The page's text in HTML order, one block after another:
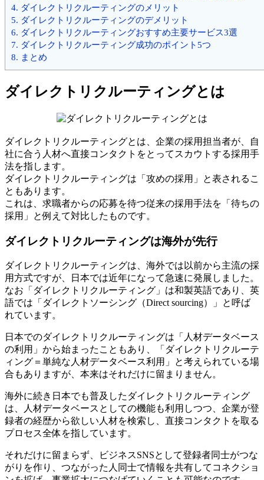
4. ダイレクトリクルーティングのメリット
5. ダイレクトリクルーティングのデメリット
6. ダイレクトリクルーティングおすすめ主要サービス3選
7. ダイレクトリクルーティング成功のポイント5つ
8. まとめ
ダイレクトリクルーティングとは
ダイレクトリクルーティングとは、企業の採用担当者が、自
社に合う人材へ直接コンタクトをとってスカウトする採用手
法を指します。
ダイレクトリクルーティングは「攻めの採用」と表されるこ
ともあります。
これは、求職者からの応募を待つ従来の採用手法を「待ちの
採用」と例えて対比したものです。
ダイレクトリクルーティングは海外が先行
ダイレクトリクルーティングは、海外では以前から主流の採
用方式ですが、日本では近年になって急速に発展しました。
なお「ダイレクトリクルーティング」は和製英語であり、英
語では「ダイレクトソーシング（Direct sourcing）」と呼ば
れています。
日本でのダイレクトリクルーティングは「人材データベース
の利用」から始まったこともあり、「ダイレクトリクルーテ
ィング＝単純な人材データベース利用」と考えられている場
合もありますが、本来はそれだけに留まりません。
海外に続き日本でも普及したダイレクトリクルーティング
は、人材データベースとしての機能も利用しつつ、企業が登
録者の経歴から欲しい人材を検索し、直接コンタクトを取る
プロセス全体を指しています。
それだけに留まらず、ビジネスSNSとして登録者同士がつな
がりを作り、つながった人同士で情報を共有してコネクショ